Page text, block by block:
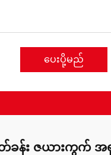
ပေးပို့မည်
တ်ခန်း ဇယားကွက်